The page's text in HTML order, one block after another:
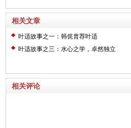
相关文章
叶适故事之一：韩侂胄荐叶适
叶适故事之三：水心之学，卓然独立
相关评论